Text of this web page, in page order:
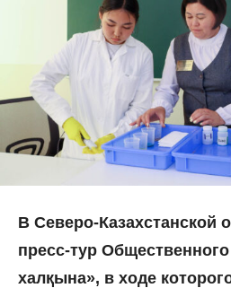
В Северо-Казахстанской
пресс-тур
халқына», в ходе